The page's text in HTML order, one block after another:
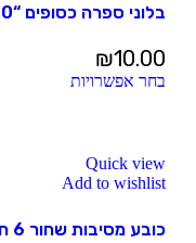
בלוני ספרה כסופים “40
₪10.00
בחר אפשרויות
Quick view
Add to wishlist
כובע מסיבות שחור 6 ח’